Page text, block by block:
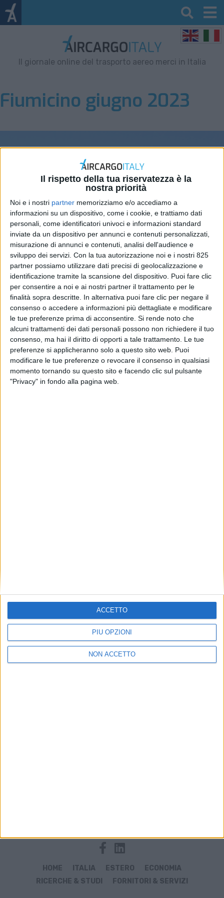
Il rispetto della tua riservatezza è la
nostra priorità
Noi e i nostri partner memorizziamo e/o accediamo a
informazioni su un dispositivo, come i cookie, e trattiamo dati
personali, come identificatori univoci e informazioni standard
inviate da un dispositivo per annunci e contenuti personalizzati,
misurazione di annunci e contenuti, analisi dell'audience e
sviluppo dei servizi. Con la tua autorizzazione noi e i nostri 825
partner possiamo utilizzare dati precisi di geolocalizzazione e
identificazione tramite la scansione del dispositivo. Puoi fare clic
per consentire a noi e ai nostri partner il trattamento per le
finalità sopra descritte. In alternativa puoi fare clic per negare il
consenso o accedere a informazioni più dettagliate e modificare
le tue preferenze prima di acconsentire. Si rende noto che
alcuni trattamenti dei dati personali possono non richiedere il tuo
consenso, ma hai il diritto di opporti a tale trattamento. Le tue
preferenze si applicheranno solo a questo sito web. Puoi
modificare le tue preferenze o revocare il consenso in qualsiasi
momento tornando su questo sito e facendo clic sul pulsante
"Privacy" in fondo alla pagina web.
PIÙ OPZIONI
NON ACCETTO
ACCETTO
Il giornale online del trasporto aereo merci in Italia
Fiumicino giugno 2023
Spedizioni aeree italiane
ancora in recupero a giugno
sul 2022 (-1,5%)
ITALIA 31 LUGLIO 2023
HOME ITALIA ESTERO
ECONOMIA
RICERCHE & STUDI
FORNITORI & SERVIZI